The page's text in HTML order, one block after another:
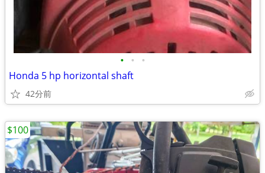
• • •
Honda 5 hp horizontal shaft
42分前
$100